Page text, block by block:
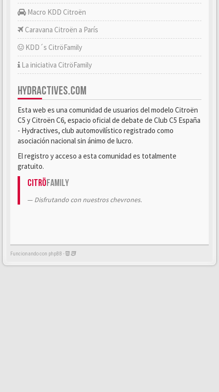
Macro KDD Citroën
Caravana Citroën a París
KDD´s CitröFamily
La iniciativa CitröFamily
HYDRACTIVES.COM
Esta web es una comunidad de usuarios del modelo Citroën
C5 y Citroën C6, espacio oficial de debate de Club C5 España
- Hydractives, club automovilístico registrado como
asociación nacional sin ánimo de lucro.
El registro y acceso a esta comunidad es totalmente
gratuito.
CitröFamily
Disfrutando con nuestros chevrones.
Funcionando con phpBB -